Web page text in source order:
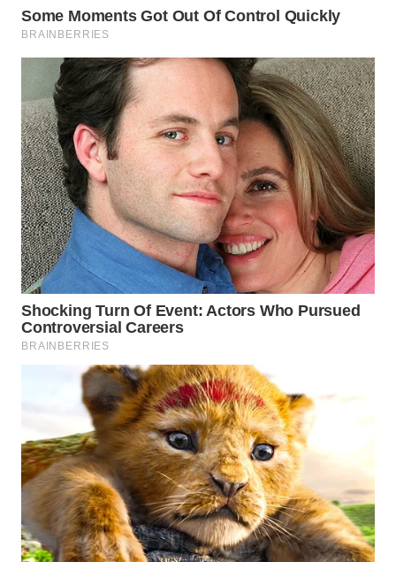
WN
LANGKAT
WN
TAPANULI
SELATAN
WN
TANJUNG
LESUNG
WN
KARO
WN
WN
LABUHANBATU
WN
TAPANULI
TENGAH
WN DELI